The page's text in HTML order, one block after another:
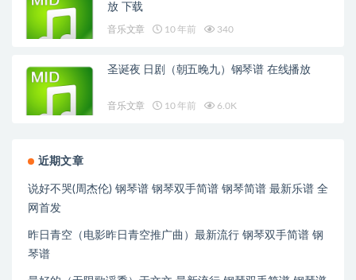
放 下载
音乐文章 10 年前 340
圣诞夜 日剧（朝五晚九）钢琴谱 在线播放
音乐文章 10 年前 6.0K
近期文章
说好不哭(周杰伦) 钢琴谱 钢琴双手简谱 钢琴简谱 最新乐谱 全
网首发
昨日青空（电影昨日青空推广曲）最新流行 钢琴双手简谱 钢
琴谱